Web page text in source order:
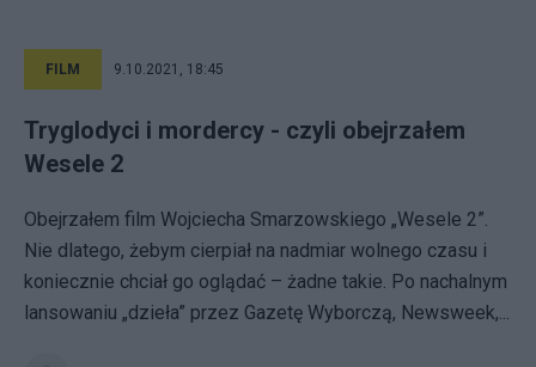
FILM 9.10.2021, 18:45
Tryglodyci i mordercy - czyli obejrzałem
Wesele 2
Obejrzałem film Wojciecha Smarzowskiego „Wesele 2”.
Nie dlatego, żebym cierpiał na nadmiar wolnego czasu i
koniecznie chciał go oglądać – żadne takie. Po nachalnym
lansowaniu „dzieła” przez Gazetę Wyborczą, Newsweek,...